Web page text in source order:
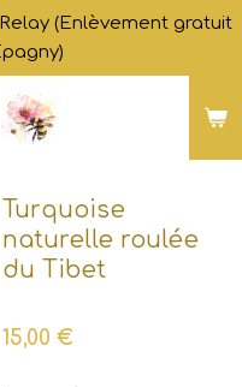
(Enlèvement gratuit
Turquoise
naturelle roulée
du Tibet
15,00 €